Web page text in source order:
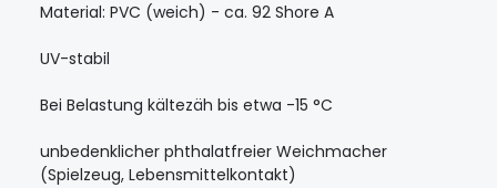
Material: PVC (weich) - ca. 92 Shore A
UV-stabil
Bei Belastung kältezäh bis etwa -15 °C
unbedenklicher phthalatfreier Weichmacher
(Spielzeug, Lebensmittelkontakt)